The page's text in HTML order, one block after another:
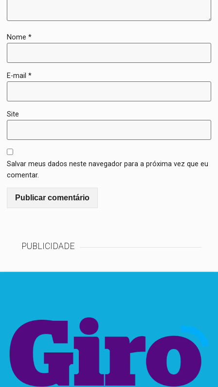
Nome*
E-mail*
Site
Salvar meus dados neste navegador para a próxima vez que eu
comentar.
PUBLICIDADE